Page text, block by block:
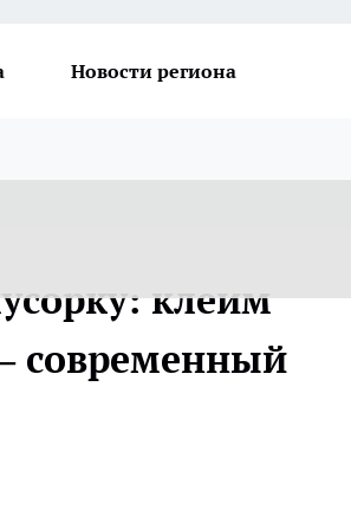
Новости региона
клеим
современный